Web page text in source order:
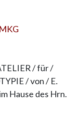
/ für /
/ von / E.
Hause des Hrn.